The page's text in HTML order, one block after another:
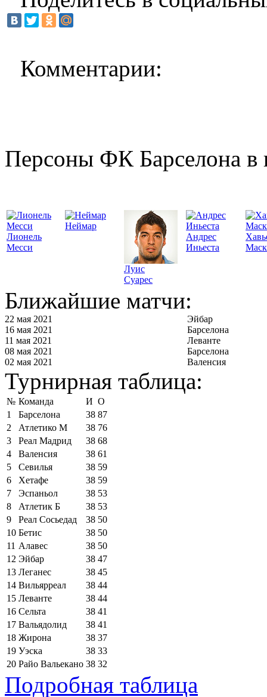
Комментарии:
Персоны ФК Барселона в
Лионель
Месси
Неймар
Луис
Суарес
Андрес
Иньеста
Ближайшие матчи:
22 мая 2021
Эйбар
16 мая 2021
Барселона
11 мая 2021
Леванте
08 мая 2021
Барселона
02 мая 2021
Валенсия
Турнирная таблица:
№ Команда И О
1
Барселона 38 87
2
Атлетико М 38 76
3
Реал Мадрид 38 68
4
Валенсия 38 61
5
Севилья 38 59
6
Хетафе 38 59
7
Эспаньол 38 53
8
Атлетик Б 38 53
9
Реал Сосьедад 38 50
10 Бетис 38 50
11 Алавес 38 50
12 Эйбар 38 47
13 Леганес 38 45
14 Вильярреал 38 44
15 Леванте 38 44
16 Сельта 38 41
17 Вальядолид 38 41
18 Жирона 38 37
19 Уэска 38 33
20 Райо Вальекано 38 32
Подробная таблица